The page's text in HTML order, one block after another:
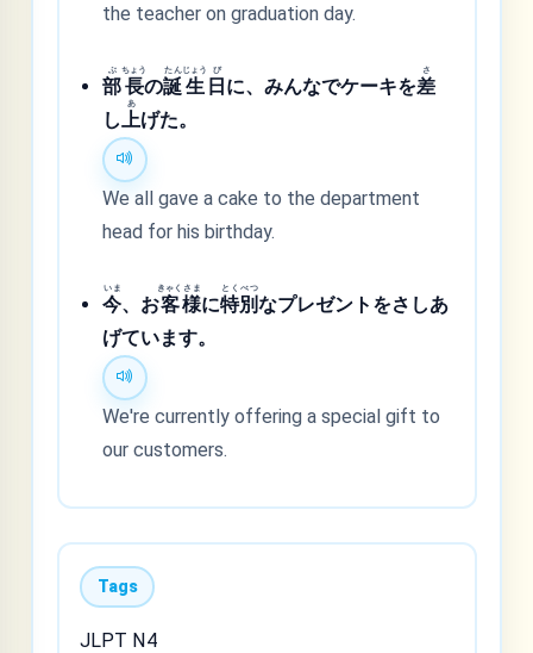
the teacher on graduation day.
部
ぶ
長
ちょう
の誕
たん
生
じょう
日
び
に、みんなでケーキを差
さ
し 上
あ
げた。
We all gave a cake to the department
head for his birthday.
今
いま
、お客
きゃく
様
さま
に特
とく
別
べつ
なプレゼントをさしあ
げています。
We're currently offering a special gift to
our customers.
Tags
JLPT N4